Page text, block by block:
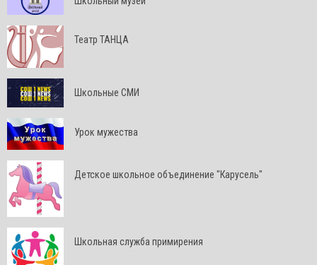
Театр ТАНЦА
Школьные СМИ
Урок мужества
Детское школьное объединение "Карусель"
Школьная служба примирения